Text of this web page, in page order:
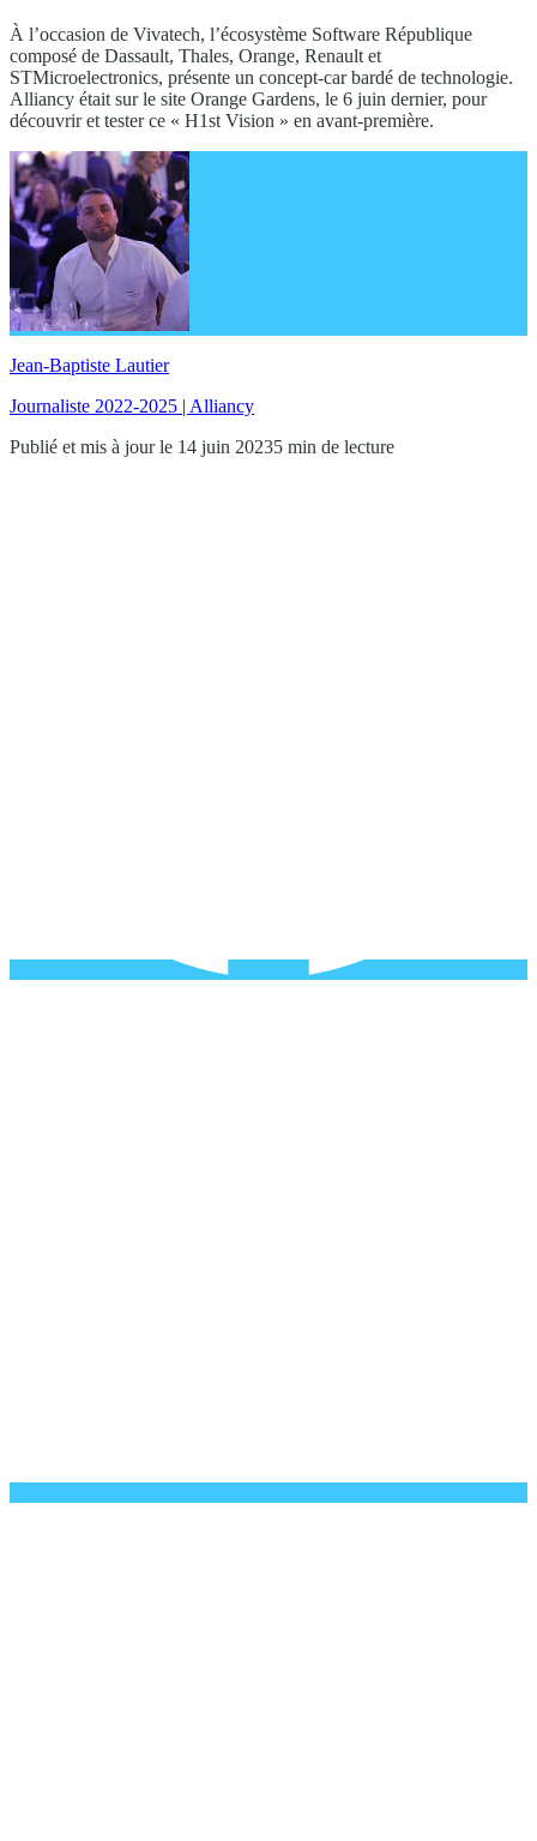
À l’occasion de Vivatech, l’écosystème Software République
composé de Dassault, Thales, Orange, Renault et
STMicroelectronics, présente un concept-car bardé de technologie.
Alliancy était sur le site Orange Gardens, le 6 juin dernier, pour
découvrir et tester ce « H1st Vision » en avant-première.
Jean-Baptiste Lautier
Journaliste 2022-2025 | Alliancy
Publié et mis à jour le 14 juin 20235 min de lecture